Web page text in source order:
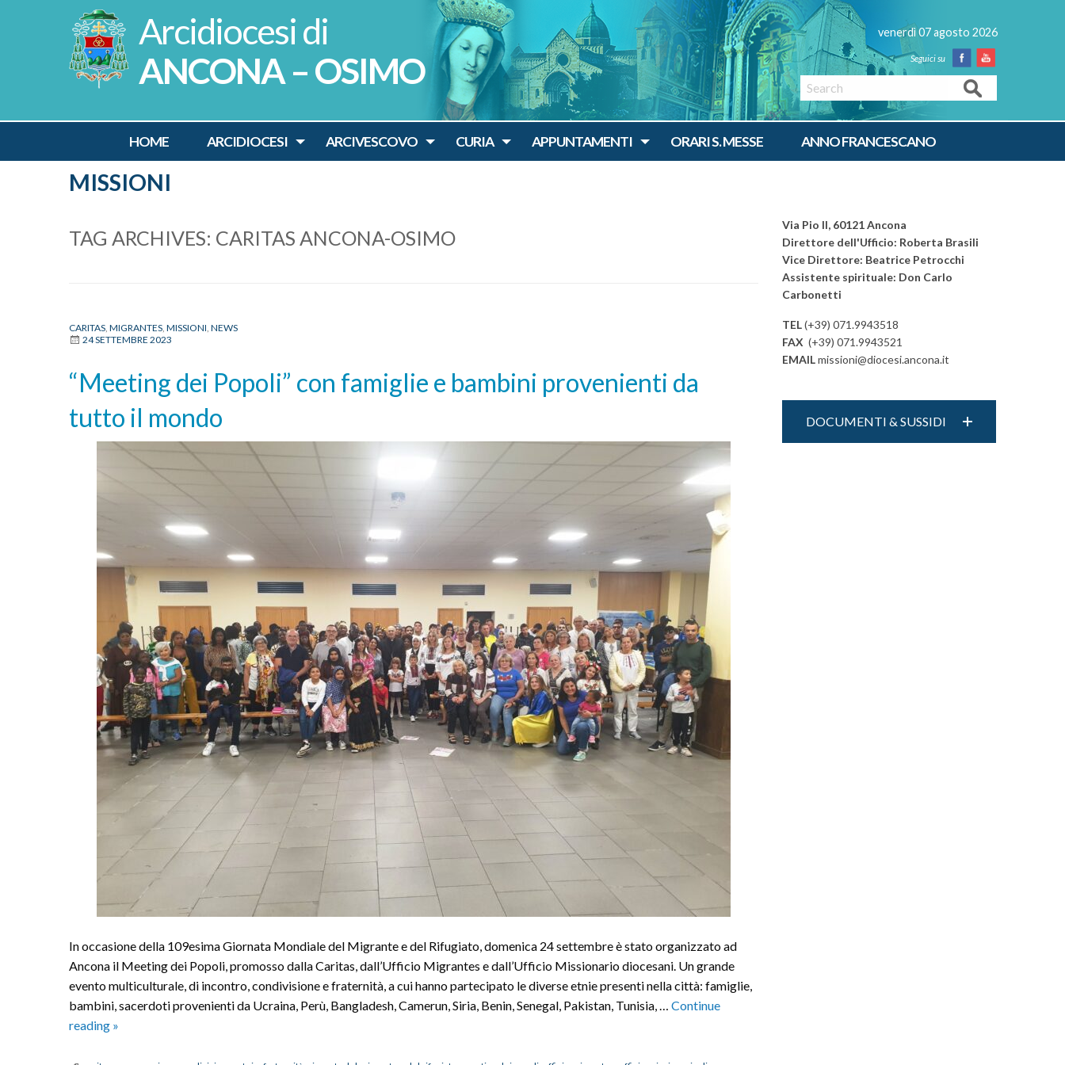
venerdì 07 agosto 2026
Facebook
Youtube
Search
MISSIONI
ANCONA – OSIMO
HOME ARCIDIOCESI ARCIVESCOVO CURIA APPUNTAMENTI ORARI S. MESSE ANNO FRANCESCANO
TAG ARCHIVES: CARITAS ANCONA-OSIMO
CARITAS MIGRANTES MISSIONI NEWS
24 SETTEMBRE 2023
“Meeting dei Popoli” con famiglie e bambini provenienti da
tutto il mondo
In occasione della 109esima Giornata Mondiale del Migrante e del Rifugiato, domenica 24 settembre è stato organizzato ad
Ancona il Meeting dei Popoli, promosso dalla Caritas, dall’Ufficio Migrantes e dall’Ufficio Missionario diocesani. Un grande
evento multiculturale, di incontro, condivisione e fraternità, a cui hanno partecipato le diverse etnie presenti nella città: famiglie,
bambini, sacerdoti provenienti da Ucraina, Perù, Bangladesh, Camerun, Siria, Benin, Senegal, Pakistan, Tunisia, … Continue
reading “Meeting
»
Via Pio II, 60121 Ancona
Direttore dell'Ufficio: Roberta Brasili
Vice Direttore: Beatrice Petrocchi
Assistente spirituale: Don Carlo
Carbonetti
TEL(+39) 071.9943518
FAX (+39) 071.9943521
EMAILmissioni@diocesi.ancona.it
DOCUMENTI & SUSSIDI